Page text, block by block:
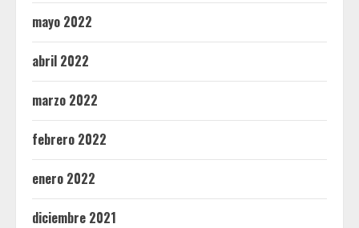
mayo 2022
abril 2022
marzo 2022
febrero 2022
enero 2022
diciembre 2021